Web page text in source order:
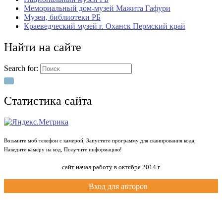
Мемориальный дом-музей Мажита Гафури
Музеи, библиотеки РБ
Краеведческий музей г. Оханск Пермский край
Найти на сайте
Search for:
Статистика сайта
Возьмите моб телефон с камерой, Запустите программу для сканирования кода,
Наведите камеру на код, Получите информацию!
сайт начал работу в октябре 2014 г
Вход для авторов